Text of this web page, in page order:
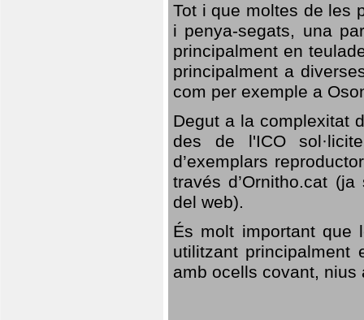
Tot i que moltes de les
i penya-segats, una
principalment en
principalment a
com per exemple a
Degut a la complexitat
des de l'ICO
d’exemplars
través d’Ornitho.cat
del web).
És molt important que
utilitzant
amb ocells covant,